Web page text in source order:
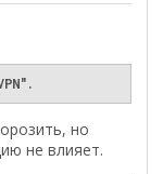
но
не влияет.